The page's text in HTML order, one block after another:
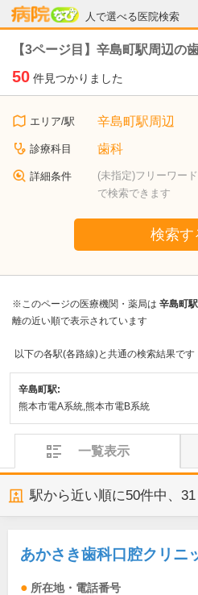
人で選べる医院検索
病院なび
【3ページ目】辛島町駅周辺の
50 件見つかりました
エリア/駅 辛島町駅周辺
診療科目 歯科
詳細条件
(未指定)フリーワー
で検索できます
検索す
※このページの医療機関・薬局は 辛島町
離の近い順で表示されています
以下の各駅(各路線)と共通の検索結果です
辛島町駅:
熊本市電A系統,熊本市電B系統
一覧表示
駅から近い順に50件中、
あかさき歯科口腔クリニ
所在地・電話番号